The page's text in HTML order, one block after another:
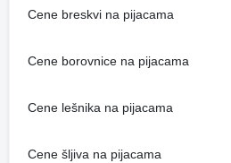
Cene breskvi na pijacama
Cene borovnice na pijacama
Cene lešnika na pijacama
Cene šljiva na pijacama